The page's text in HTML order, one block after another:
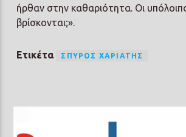
ήρθαν στην καθαριότητα. Οι
βρίσκονται;».
Ετικέτα ΣΠΎΡΟΣ ΧΑΡΙΆΤΗΣ